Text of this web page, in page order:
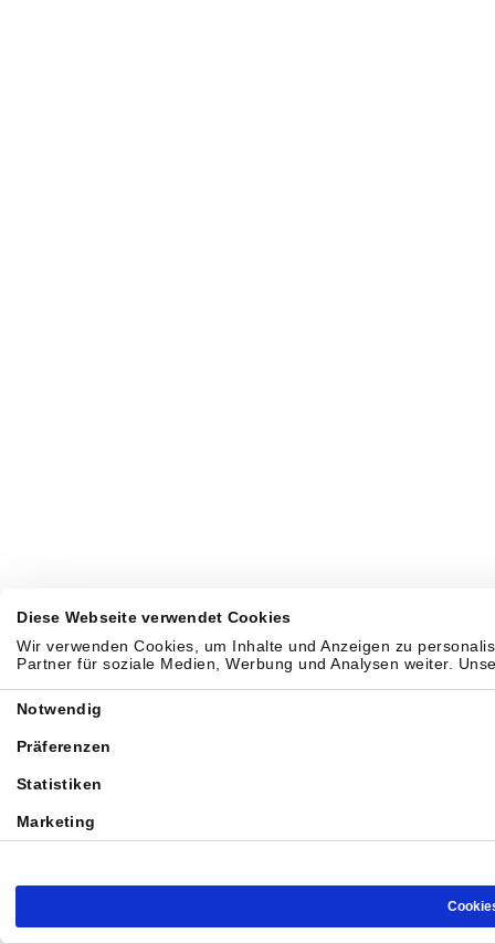
Diese Webseite verwendet Cookies
Wir verwenden Cookies, um Inhalte und Anzeigen zu
Partner für soziale Medien, Werbung und Analysen weiter.
Notwendig
Präferenzen
Statistiken
Marketing